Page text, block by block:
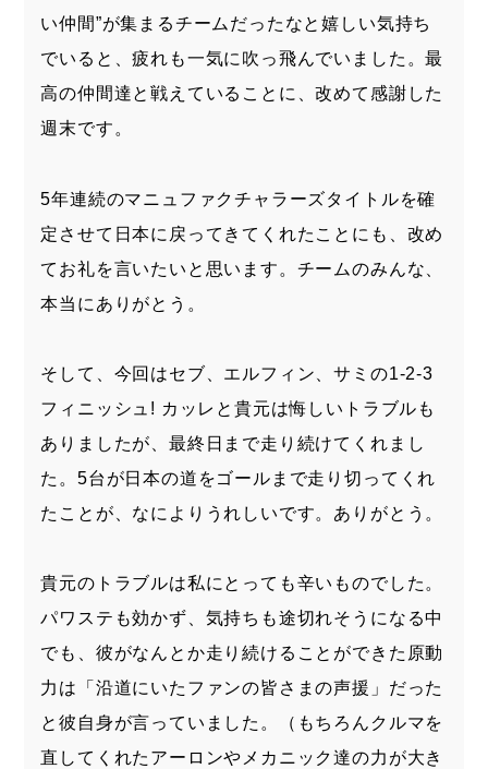
い仲間”が集まるチームだったなと嬉しい気持ち
でいると、疲れも一気に吹っ飛んでいました。最
高の仲間達と戦えていることに、改めて感謝した
週末です。
5年連続のマニュファクチャラーズタイトルを確
定させて日本に戻ってきてくれたことにも、改め
てお礼を言いたいと思います。チームのみんな、
本当にありがとう。
そして、今回はセブ、エルフィン、サミの1-2-3
フィニッシュ! カッレと貴元は悔しいトラブルも
ありましたが、最終日まで走り続けてくれまし
た。5台が日本の道をゴールまで走り切ってくれ
たことが、なによりうれしいです。ありがとう。
貴元のトラブルは私にとっても辛いものでした。
パワステも効かず、気持ちも途切れそうになる中
でも、彼がなんとか走り続けることができた原動
力は「沿道にいたファンの皆さまの声援」だった
と彼自身が言っていました。（もちろんクルマを
直してくれたアーロンやメカニック達の力が大き